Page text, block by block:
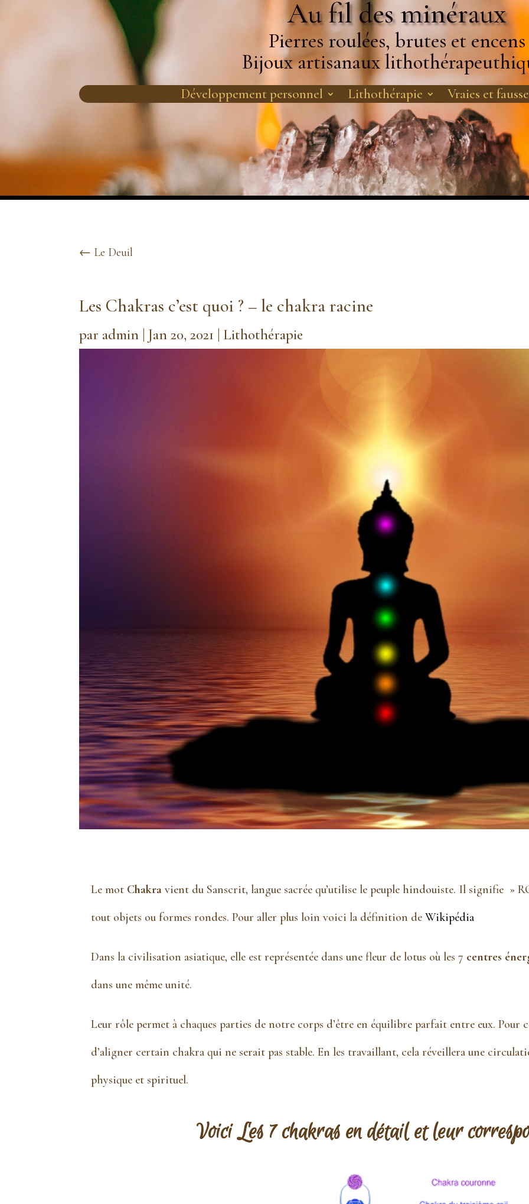
Au fil des minéraux
Pierres roulées, brutes et encens
Bijoux artisanaux
Développement personnel Lithothérapie Vraies et
← Le Deuil
Les Chakras c’est quoi ? – le chakra racine
par admin | Jan 20, 2021 | Lithothérapie
Le mot Chakra vient du Sanscrit, langue sacrée qu’utilise le peuple hindouiste. Il signifie »
tout objets ou formes rondes. Pour aller plus loin voici la définition deWikipédia
Dans la civilisation asiatique, elle est représentée dans une fleur de lotus où les 7 centres
dans une même unité.
Leur rôle permet à chaques parties de notre corps d’être en équilibre parfait entre eux. Pour
d’aligner certain chakra qui ne serait pas stable. En les travaillant, cela réveillera une
physique et spirituel.
Voici Les 7 chakras en détail et leur